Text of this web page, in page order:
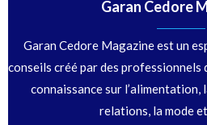
Garan Cedore
Garan Cedore Magazine est un
conseils créé par des
connaissance sur l’alimentation,
relations, la mode